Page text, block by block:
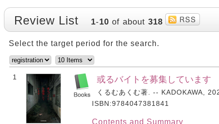
Review List 1-10 of about 318
Select the target period for the search.
1 或るバイトを募集しています
くるむあくむ著. -- KADOKAWA,
ISBN:9784047381841
Contents and Summary